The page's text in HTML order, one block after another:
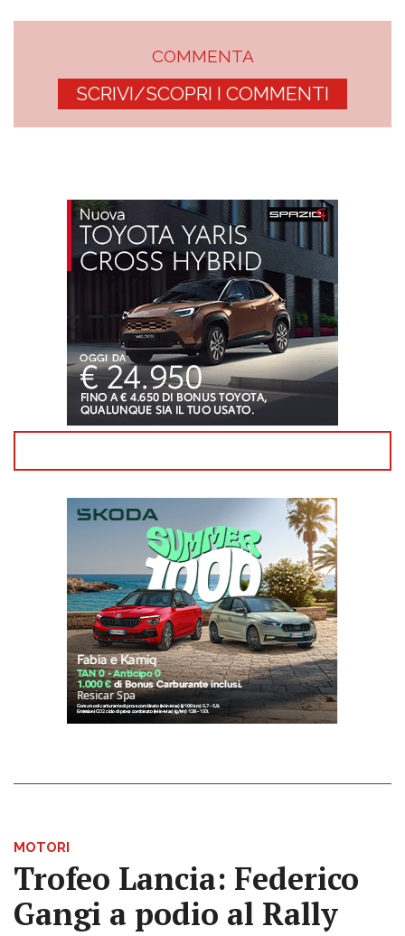
COMMENTA
SCRIVI/SCOPRI I COMMENTI
MOTORI
Trofeo Lancia: Federico
Gangi a podio al Rally